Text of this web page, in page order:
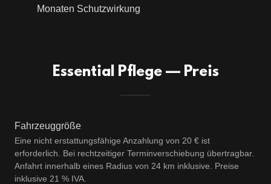
Monaten Schutzwirkung
Essential Pflege — Preis
Fahrzeuggröße
Eine nicht erstattungsfähige Anzahlung von 20 € ist
erforderlich. Bei rechtzeitiger Terminverschiebung übertragbar.
Anfahrt innerhalb eines Radius von 24 km inklusive. Preise
inklusive 21 % IVA.